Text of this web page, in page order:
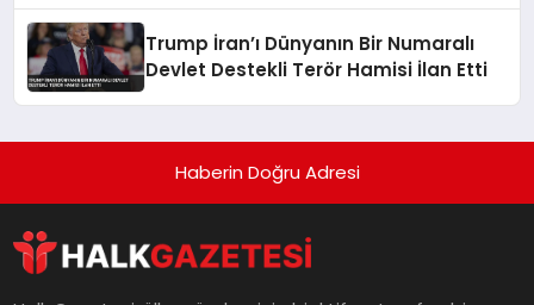
Trump İran’ı Dünyanın Bir Numaralı
Devlet Destekli Terör Hamisi İlan Etti
Haberin Doğru Adresi